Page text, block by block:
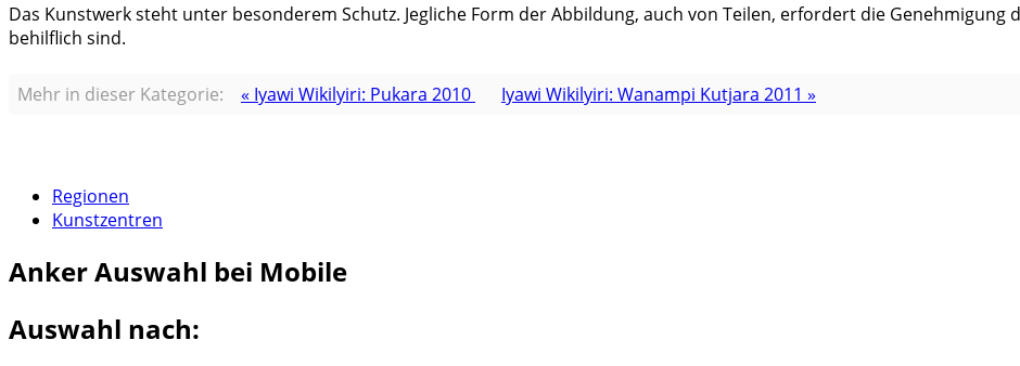
Das Kunstwerk steht unter besonderem Schutz. Jegliche Form der Abbildung, auch von Teilen, erfordert die Genehmigung
behilflich sind.
Mehr in dieser Kategorie: « Iyawi Wikilyiri: Pukara 2010 Iyawi Wikilyiri: Wanampi Kutjara 2011 »
Regionen
Kunstzentren
AnkerAuswahl bei Mobile
Auswahl nach: